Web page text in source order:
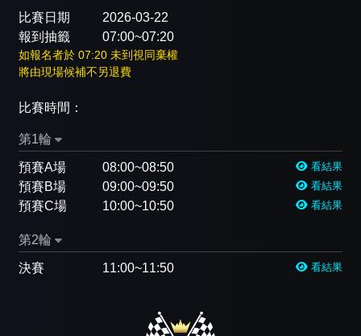
比賽日期
2026-03-22
報到抽籤
07:00~07:20
如報名者於 07:20 未到視同棄權
將由現場候補不另退費
比賽時間：
第1輪
預賽A場 08:00~08:50 看結果
預賽B場 09:00~09:50 看結果
預賽C場 10:00~10:50 看結果
第2輪
決賽 11:00~11:50 看結果